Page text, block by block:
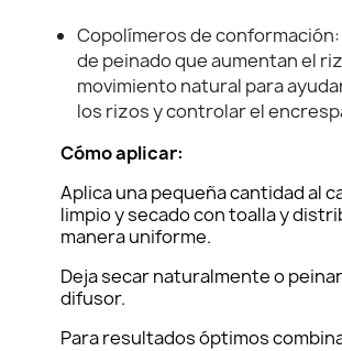
Copolímeros de
de peinado que aumentan el
movimiento natural para
los rizos y controlar el
Cómo aplicar:
Aplica una pequeña cantidad al
limpio y secado con toalla y
manera uniforme.
Deja secar naturalmente o
difusor.
Para resultados óptimos